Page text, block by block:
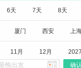
6天 7天 8天
厦门 西安 上
11月 12月
确认